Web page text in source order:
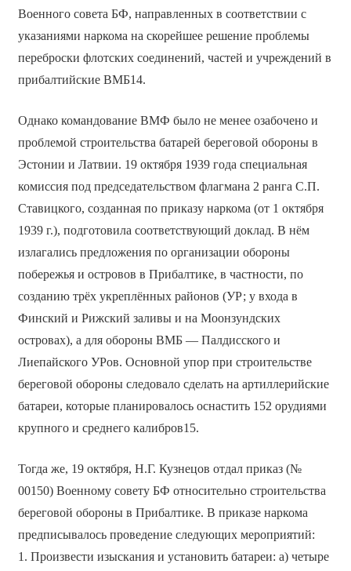
Военного совета БФ, направленных в соответствии с
указаниями наркома на скорейшее решение проблемы
переброски флотских соединений, частей и учреждений в
прибалтийские ВМБ14.
Однако командование ВМФ было не менее озабочено и
проблемой строительства батарей береговой обороны в
Эстонии и Латвии. 19 октября 1939 года специальная
комиссия под председательством флагмана 2 ранга С.П.
Ставицкого, созданная по приказу наркома (от 1 октября
1939 г.), подготовила соответствующий доклад. В нём
излагались предложения по организации обороны
побережья и островов в Прибалтике, в частности, по
созданию трёх укреплённых районов (УР; у входа в
Финский и Рижский заливы и на Моонзундских
островах), а для обороны ВМБ — Палдисского и
Лиепайского УРов. Основной упор при строительстве
береговой обороны следовало сделать на артиллерийские
батареи, которые планировалось оснастить 152 орудиями
крупного и среднего калибров15.
Тогда же, 19 октября, Н.Г. Кузнецов отдал приказ (№
00150) Военному совету БФ относительно строительства
береговой обороны в Прибалтике. В приказе наркома
предписывалось проведение следующих мероприятий:
1. Произвести изыскания и установить батареи: а) четыре